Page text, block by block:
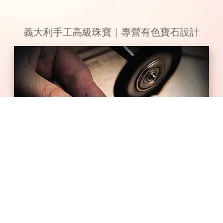
義大利手工高級珠寶｜專營有色寶石設計